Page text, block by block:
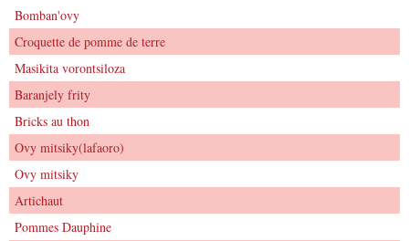
Bomban'ovy
Croquette de pomme de terre
Masikita vorontsiloza
Baranjely frity
Bricks au thon
Ovy mitsiky(lafaoro)
Ovy mitsiky
Artichaut
Pommes Dauphine